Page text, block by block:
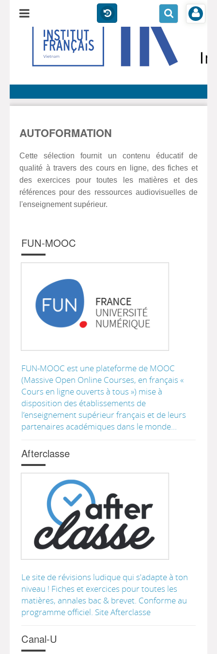
AUTOFORMATION
Cette sélection fournit un contenu éducatif de
qualité à travers des cours en ligne, des fiches et
des exercices pour toutes les matières et des
références pour des ressources audiovisuelles de
l'enseignement supérieur.
FUN-MOOC
FUN-MOOC est une plateforme de MOOC
(Massive Open Online Courses, en français «
Cours en ligne ouverts à tous ») mise à
disposition des établissements de
l’enseignement supérieur français et de leurs
partenaires académiques dans le monde...
Afterclasse
Le site de révisions ludique qui s'adapte à ton
niveau ! Fiches et exercices pour toutes les
matières, annales bac & brevet. Conforme au
programme officiel. Site Afterclasse
Canal-U